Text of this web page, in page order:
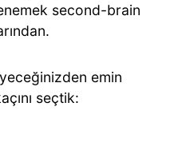
second-brain
emin
seçtik: